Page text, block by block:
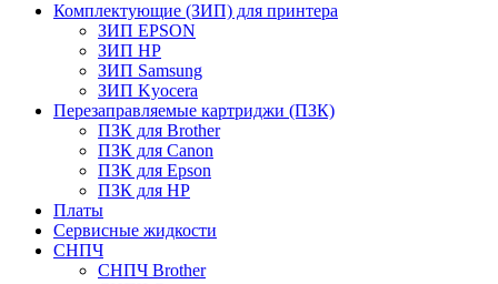
Комплектующие (ЗИП) для принтера
ЗИП EPSON
ЗИП HP
ЗИП Samsung
ЗИП Kyocera
Перезаправляемые картриджи (ПЗК)
ПЗК для Brother
ПЗК для Canon
ПЗК для Epson
ПЗК для HP
Платы
Сервисные жидкости
СНПЧ
СНПЧ Brother